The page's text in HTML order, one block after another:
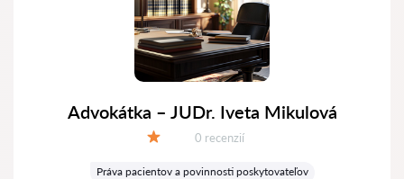
Advokátka – JUDr. Iveta Mikulová
Recenzií:
0 recenzií
Práva pacientov a povinnosti poskytovateľov